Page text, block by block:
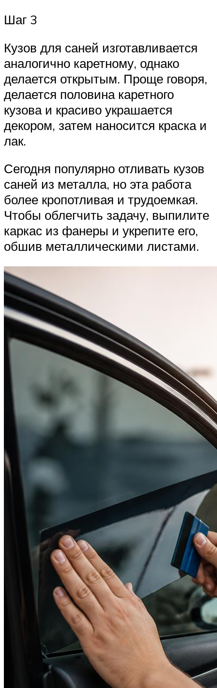
Шаг 3
Кузов для саней изготавливается
аналогично каретному, однако
делается открытым. Проще говоря,
делается половина каретного
кузова и красиво украшается
декором, затем наносится краска и
лак.
Сегодня популярно отливать кузов
саней из металла, но эта работа
более кропотливая и трудоемкая.
Чтобы облегчить задачу, выпилите
каркас из фанеры и укрепите его,
обшив металлическими листами.